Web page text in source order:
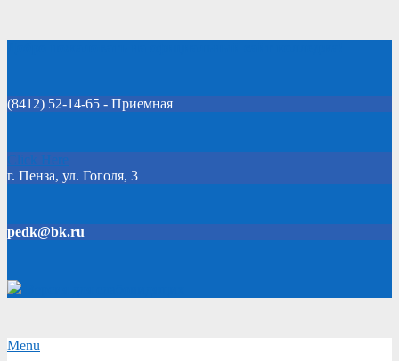
(8412) 52-14-65 - Приемная
Click Here
г. Пенза, ул. Гоголя, 3
pedk@bk.ru
Secondary
Menu